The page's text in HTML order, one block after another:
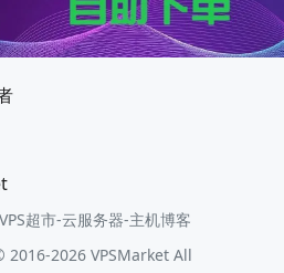
超市-云服务器-主机博客
2026 VPSMarket All